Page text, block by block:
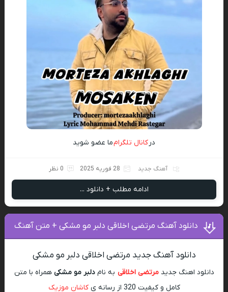
درکانال تلگرامما عضو شوید
آهنگ جدید 28 فوریه 2025 0 نظر
ادامه مطلب + دانلود ...
دانلود آهنگ مرتضی اخلاقی دلبر مو مشکی + متن آهنگ
دانلود آهنگ جدید مرتضی اخلاقی دلبر مو مشکی
دانلود اهنگ جدیدمرتضی اخلاقی به نامدلبر مو مشکی همراه با متن
کامل و کیفیت 320 از رسانه ی
کاشان موزیک